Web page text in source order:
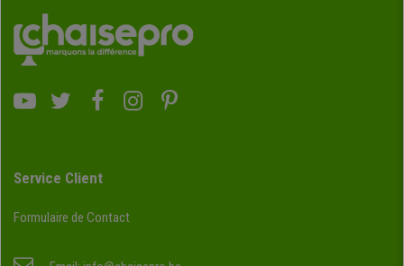
Service Client
Formulaire de Contact